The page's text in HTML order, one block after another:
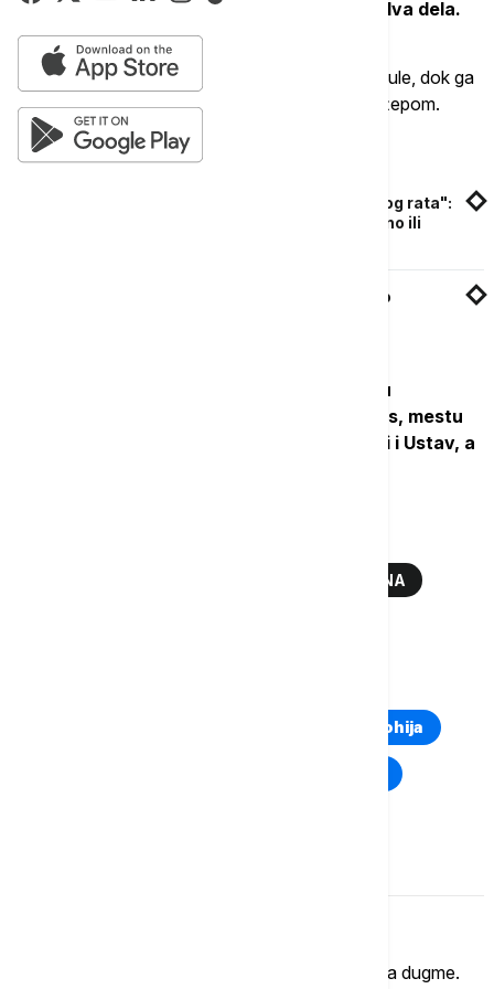
250 godina, vodootporna je i sastoji se od dva dela.
Kontejner u obliku cevi drži dragoceni teret kapsule, dok ga
veći uređaj, sličan zvonu, zatvara vazdušnim džepom.
Povezane vesti
Tramp kao senator Makarti za vreme "Hladnog rata":
"Ne možete biti i komunista i patriota - ili jedno ili
Mamdani: Amerika pripada svima, a ne samo
Visokotehnološka kutija ostaće zakopana u
Nacionalnom istorijskom parku Independens, mestu
gde su potpisani Deklaracija o nezavisnosti i Ustav, a
ZAKOPANA
Kosovo i Metohija
Ukoliko želite da ostavite komentar, kliknite na dugme.